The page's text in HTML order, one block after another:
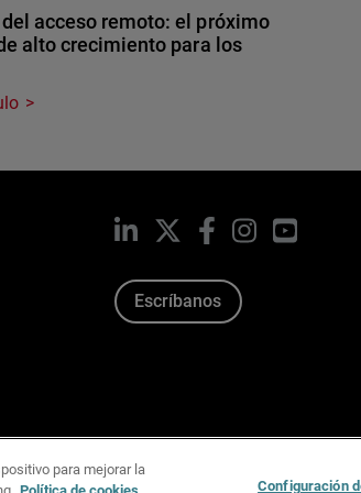
acceso remoto: el próximo
alto crecimiento para los
LinkedIn Facebook
InstagramYouTube
Escríbanos
Inc. Todos los derechos
para mejorar la
Configuración